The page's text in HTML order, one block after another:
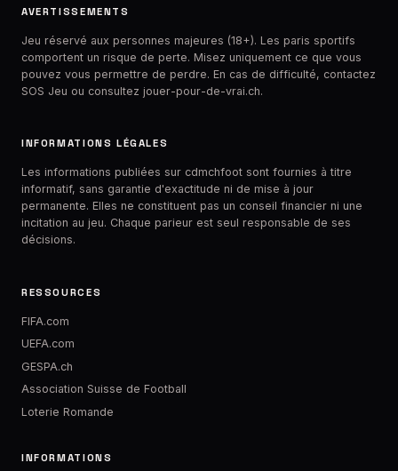
AVERTISSEMENTS
Jeu réservé aux personnes majeures (18+). Les paris sportifs
comportent un risque de perte. Misez uniquement ce que vous
pouvez vous permettre de perdre. En cas de difficulté, contactez
SOS Jeu ou consultez jouer-pour-de-vrai.ch.
INFORMATIONS LÉGALES
Les informations publiées sur cdmchfoot sont fournies à titre
informatif, sans garantie d'exactitude ni de mise à jour
permanente. Elles ne constituent pas un conseil financier ni une
incitation au jeu. Chaque parieur est seul responsable de ses
décisions.
RESSOURCES
FIFA.com
UEFA.com
GESPA.ch
Association Suisse de Football
Loterie Romande
INFORMATIONS